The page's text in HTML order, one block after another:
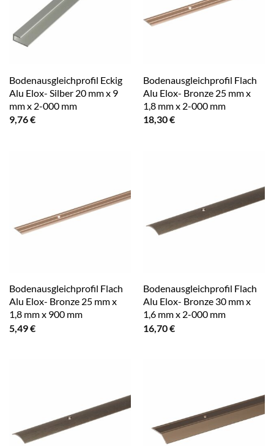
Bodenausgleichprofil Eckig
Alu Elox- Silber 20 mm x 9
mm x 2-000 mm
9,76€
Bodenausgleichprofil Flach
Alu Elox- Bronze 25 mm x
1,8 mm x 2-000 mm
18,30€
Bodenausgleichprofil Flach
Alu Elox- Bronze 25 mm x
1,8 mm x 900 mm
5,49€
Bodenausgleichprofil Flach
Alu Elox- Bronze 30 mm x
1,6 mm x 2-000 mm
16,70€